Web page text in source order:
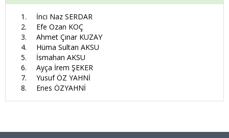
İnci Naz SERDAR
Efe Ozan KOÇ
Ahmet Çınar KUZAY
Hüma Sultan AKSU
İsmahan AKSU
Ayça İrem ŞEKER
Yusuf ÖZ YAHNİ
Enes ÖZYAHNİ